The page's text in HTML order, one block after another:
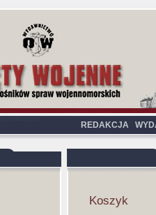
REDAKCJA
Koszyk